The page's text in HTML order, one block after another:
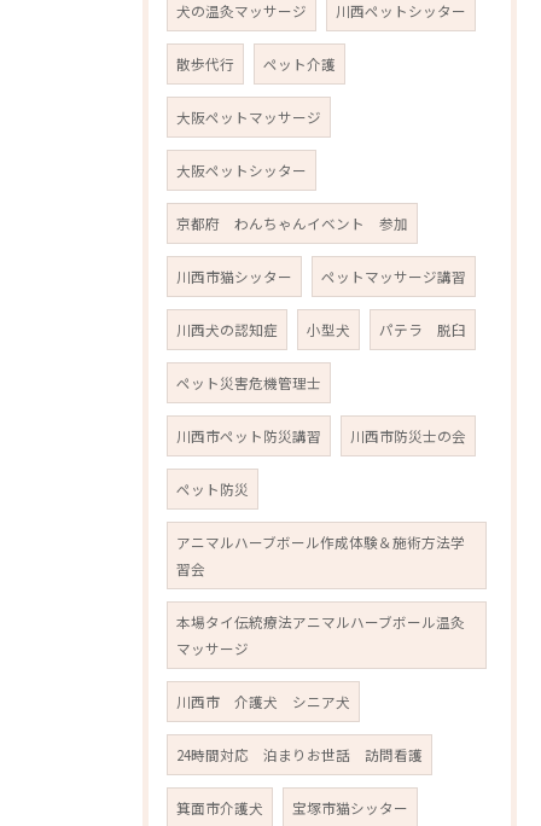
犬の温灸マッサージ 川西ペットシッター
散歩代行 ペット介護
大阪ペットマッサージ
大阪ペットシッター
京都府 わんちゃんイベント 参加
川西市猫シッター ペットマッサージ講習
川西犬の認知症 小型犬 パテラ 脱臼
ペット災害危機管理士
川西市ペット防災講習 川西市防災士の会
ペット防災
アニマルハーブボール作成体験＆施術方法学
習会
本場タイ伝統療法アニマルハーブボール温灸
マッサージ
川西市 介護犬 シニア犬
24時間対応 泊まりお世話 訪問看護
箕面市介護犬 宝塚市猫シッター